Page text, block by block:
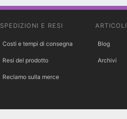
SPEDIZIONI E RESI
Costi e tempi di consegna
Resi del prodotto
Reclamo sulla merce
ARTICOLI
Blog
Archivi